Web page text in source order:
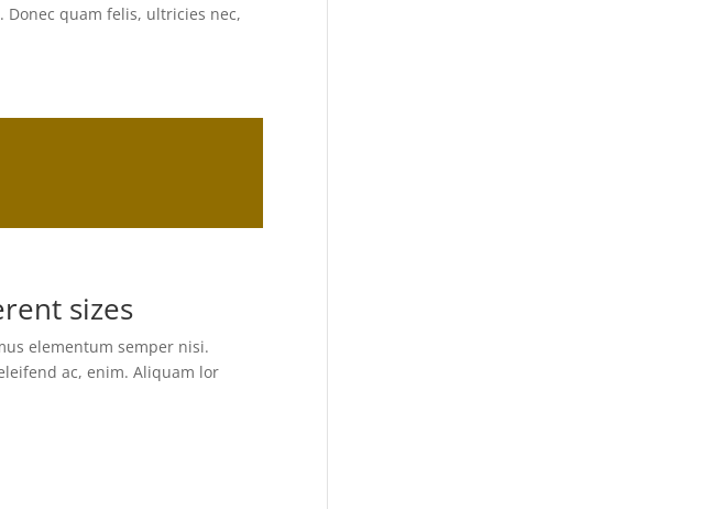
quam felis, ultricies nec,
sizes
elementum semper nisi.
ac, enim. Aliquam lor